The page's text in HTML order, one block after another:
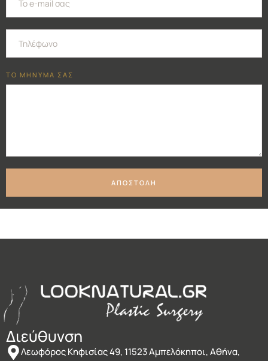
ΤΟ ΜΗΝΥΜΑ ΣΑΣ
ΑΠΟΣΤΟΛΗ
Διεύθυνση
Λεωφόρος Κηφισίας 49, 11523 Αμπελόκηποι, Αθήνα,